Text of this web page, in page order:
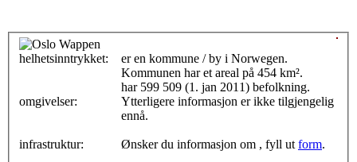
helhetsinntrykket:
omgivelser:
infrastruktur:
er en kommune / by i Norwegen.
Kommunen har et areal på 454 km².
har 599 509 (1. jan 2011) befolkning.
Ytterligere informasjon er ikke tilgjengelig
ennå.
Ønsker du informasjon om , fyll ut form.